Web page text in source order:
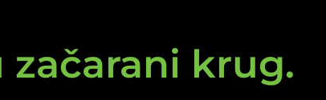
začarani krug.